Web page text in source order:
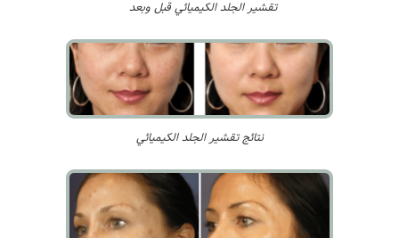
تقشير الجلد الكيميائي قبل وبعد ‬ ‫‬
نتائج تقشير الجلد الكيميائي